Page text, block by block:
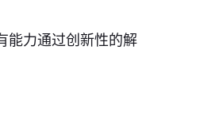
能力通过创新性的解